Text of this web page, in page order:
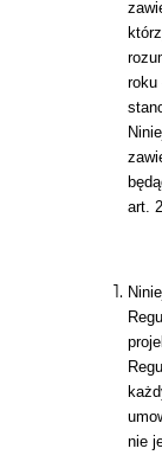
roku
art.
nie